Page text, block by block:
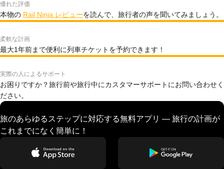
優れた評価
本物の Rail Ninja レビューを読んで、旅行者の声を聞いてみましょう。
柔軟な計画
最大1年前まで便利に列車チケットを予約できます！
実際の人によるサポート
お困りですか？旅行前や旅行中にカスタマーサポートにお問い合わせく
ださい。
旅のあらゆるステップに対応する無料アプリ — 旅行の計画が
これまでになく簡単に！